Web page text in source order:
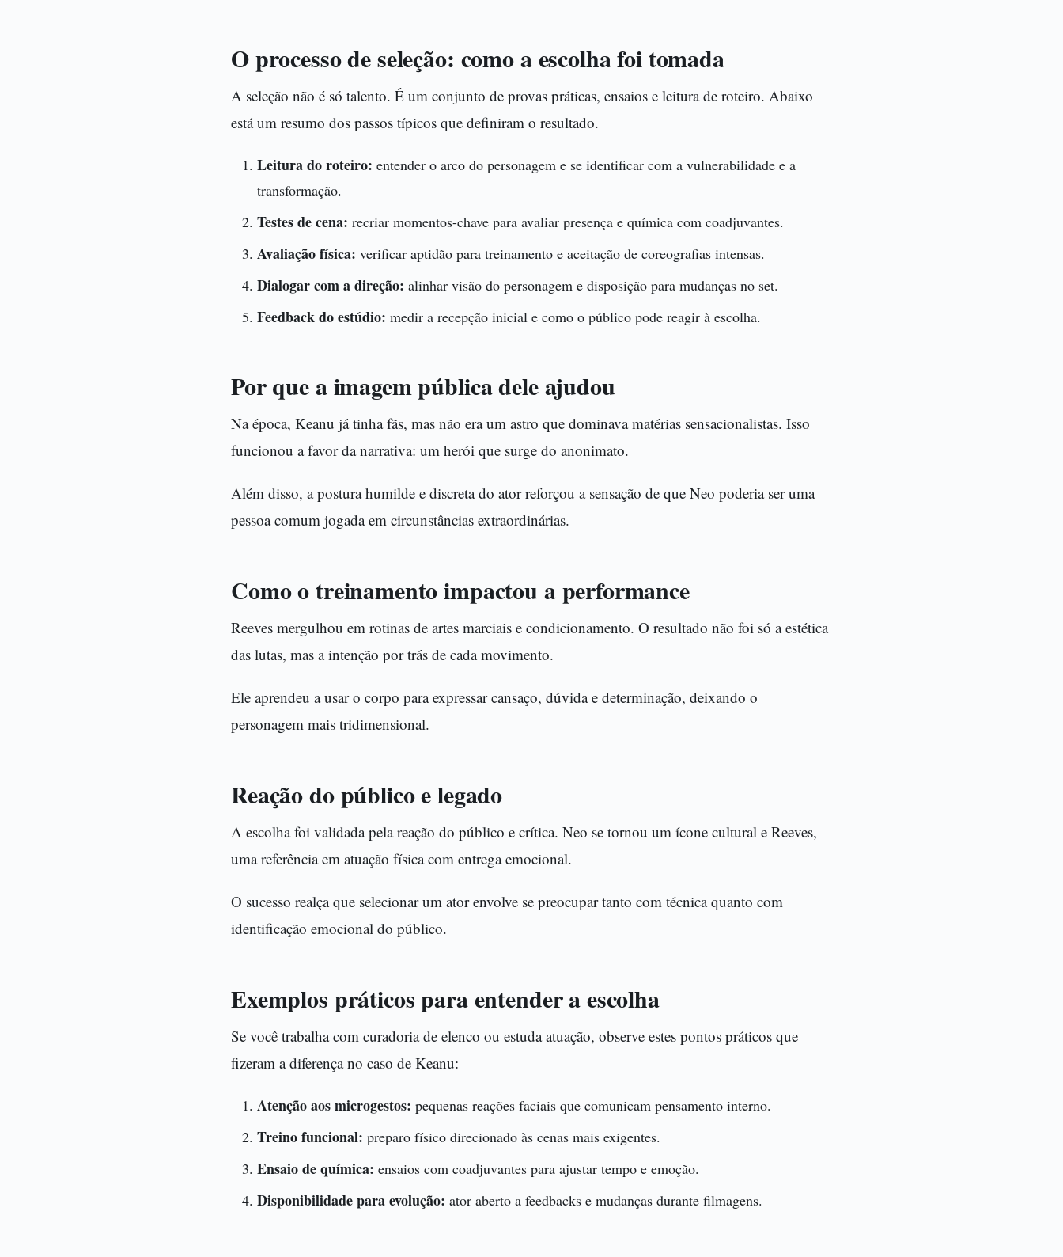
O processo de seleção: como a escolha foi tomada
A seleção não é só talento. É um conjunto de provas práticas, ensaios e leitura de roteiro. Abaixo
está um resumo dos passos típicos que definiram o resultado.
Leitura do roteiro: entender o arco do personagem e se identificar com a vulnerabilidade e a
transformação.
Testes de cena: recriar momentos-chave para avaliar presença e química com coadjuvantes.
Avaliação física: verificar aptidão para treinamento e aceitação de coreografias intensas.
Dialogar com a direção: alinhar visão do personagem e disposição para mudanças no set.
Feedback do estúdio: medir a recepção inicial e como o público pode reagir à escolha.
Por que a imagem pública dele ajudou
Na época, Keanu já tinha fãs, mas não era um astro que dominava matérias sensacionalistas. Isso
funcionou a favor da narrativa: um herói que surge do anonimato.
Além disso, a postura humilde e discreta do ator reforçou a sensação de que Neo poderia ser uma
pessoa comum jogada em circunstâncias extraordinárias.
Como o treinamento impactou a performance
Reeves mergulhou em rotinas de artes marciais e condicionamento. O resultado não foi só a estética
das lutas, mas a intenção por trás de cada movimento.
Ele aprendeu a usar o corpo para expressar cansaço, dúvida e determinação, deixando o
personagem mais tridimensional.
Reação do público e legado
A escolha foi validada pela reação do público e crítica. Neo se tornou um ícone cultural e Reeves,
uma referência em atuação física com entrega emocional.
O sucesso realça que selecionar um ator envolve se preocupar tanto com técnica quanto com
identificação emocional do público.
Exemplos práticos para entender a escolha
Se você trabalha com curadoria de elenco ou estuda atuação, observe estes pontos práticos que
fizeram a diferença no caso de Keanu:
Atenção aos microgestos: pequenas reações faciais que comunicam pensamento interno.
Treino funcional: preparo físico direcionado às cenas mais exigentes.
Ensaio de química: ensaios com coadjuvantes para ajustar tempo e emoção.
Disponibilidade para evolução: ator aberto a feedbacks e mudanças durante filmagens.